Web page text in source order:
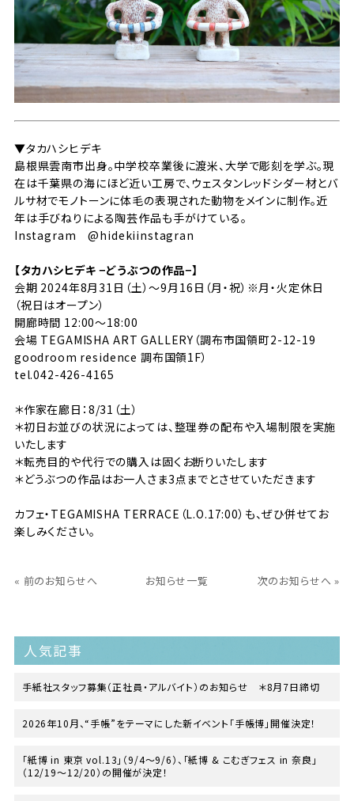
▼タカハシヒデキ
島根県雲南市出身。中学校卒業後に渡米、大学で彫刻を学ぶ。現
在は千葉県の海にほど近い工房で、ウェスタンレッドシダー材とバ
ルサ材でモノトーンに体毛の表現された動物をメインに制作。近
年は手びねりによる陶芸作品も手がけている。
Instagram@hidekiinstagran
【タカハシヒデキ −どうぶつの作品−】
会期 2024年8月31日（土）〜9月16日（月・祝）※月・火定休日
（祝日はオープン）
開廊時間 12:00〜18:00
会場 TEGAMISHA ART GALLERY （調布市国領町2-12-19
goodroom residence 調布国領1F）
tel.042-426-4165
＊作家在廊日：8/31（土）
＊初日お並びの状況によっては、整理券の配布や入場制限を実施
いたします
＊転売目的や代行での購入は固くお断りいたします
＊どうぶつの作品はお一人さま3点までとさせていただきます
カフェ・ TEGAMISHA TERRACE （L.O.17:00）も、ぜひ併せてお
楽しみください。
« 前のお知らせへ お知らせ一覧 次のお知らせへ »
人気記事
手紙社スタッフ募集（正社員・アルバイト）のお知らせ ＊8月7日締切
2026年10月、“手帳”をテーマにした新イベント「手帳博」開催決定！
「紙博 in 東京 vol.13」（9/4〜9/6）、「紙博 & こむぎフェス in 奈良」
（12/19〜12/20）の開催が決定！